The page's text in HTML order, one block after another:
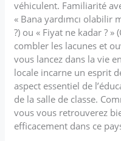
véhiculent. Familiarité
« Bana yardımcı olabilir
?) ou « Fiyat ne kadar ? »
combler les lacunes et
vous lancez dans la vie
locale incarne un esprit
aspect essentiel de
de la salle de classe.
vous vous retrouverez
efficacement dans ce